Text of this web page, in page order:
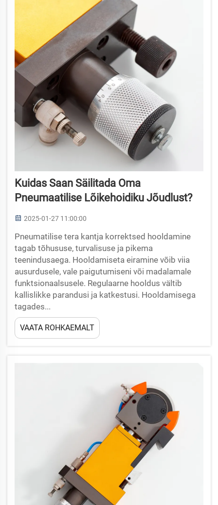
Kuidas Saan Säilitada Oma
Pneumaatilise Lõikehoidiku Jõudlust?
2025-01-27 11:00:00
Pneumatilise tera kantja korrektsed hooldamine
tagab tõhususe, turvalisuse ja pikema
teenindusaega. Hooldamiseta eiramine võib viia
ausurdusele, vale paigutumiseni või madalamale
funktsionaalsusele. Regulaarne hooldus vältib
kallislikke parandusi ja katkestusi. Hooldamisega
tagades...
VAATA ROHKAEMALT